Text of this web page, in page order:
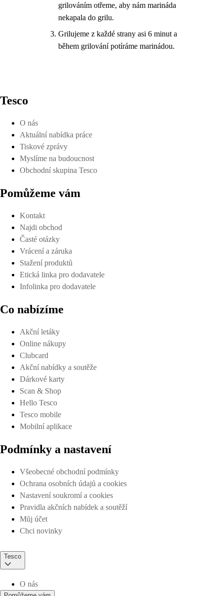
grilováním otřeme, aby nám marináda
nekapala do grilu.
Grilujeme z každé strany asi 6 minut a
během grilování potíráme marinádou.
Tesco
O nás
Aktuální nabídka práce
Tiskové zprávy
Myslíme na budoucnost
Obchodní skupina Tesco
Pomůžeme vám
Kontakt
Najdi obchod
Časté otázky
Vrácení a záruka
Stažení produktů
Etická linka pro dodavatele
Infolinka pro dodavatele
Co nabízíme
Akční letáky
Online nákupy
Clubcard
Akční nabídky a soutěže
Dárkové karty
Scan & Shop
Hello Tesco
Tesco mobile
Mobilní aplikace
Podmínky a nastavení
Všeobecné obchodní podmínky
Ochrana osobních údajů a cookies
Nastavení soukromí a cookies
Pravidla akčních nabídek a soutěží
Můj účet
Chci novinky
Tesco
O nás